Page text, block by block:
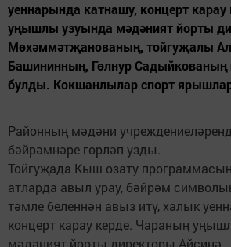
уеннарында катнашу, концерт
уңышлы узуында мәдәният йорты
Мөхәммәтҗанованың, тойгуҗалы
Башининның, Гөлнур Садыйкованың
булды. Кокшанлылар спорт
Районның мәдәни
бәйрәмнәре гөрләп узды.
Тойгуҗада Кыш озату
атларда авыл урау, бәйрәм
тәмле беленнән авыз итү, халык
концерт карау керде. Чараның
мәдәният йорты директоры Айсинә